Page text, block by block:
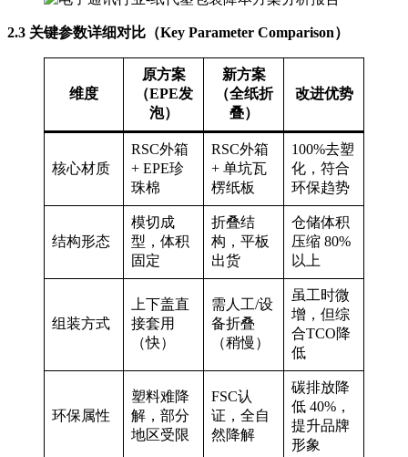
2.3 关键参数详细对比（Key Parameter Comparison）
维度
原方案
（EPE发
泡）
新方案
（全纸折
叠）
改进优势
核心材质
RSC外箱
+ EPE珍
珠棉
RSC外箱
+ 单坑瓦
楞纸板
100%去塑
化，符合
环保趋势
结构形态
模切成
型，体积
固定
折叠结
构，平板
出货
仓储体积
压缩 80%
以上
组装方式
上下盖直
接套用
（快）
需人工/设
备折叠
（稍慢）
虽工时微
增，但综
合TCO降
低
环保属性
塑料难降
解，部分
地区受限
FSC认
证，全自
然降解
碳排放降
低 40%，
提升品牌
形象